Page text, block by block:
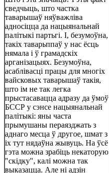
сведчыць, што частка
таварышаў няўважліва
адносіцца да нацыянальнай
палітыкі партьгі. I, безумоўна,
такіх таварьппаў у нас ёсць
нямала і ў грамадскіх
арганізацыях. Безумоўна,
асаблівасці працы для многіх
вайсковых таварышаў такія,
што ім не так легка
прыстасавацца адразу да ўмоў
БССР у сэнсе нацыянальнай
палітыкі: яны часта
прымушаны пераязджать з
аднаго месца ў другое, шмат з
іх тут нядаўна жывуць. На ўсё
гэта можна зрабіць некаторую
"скідку", калі можна так
выказацца. Але ні адзін